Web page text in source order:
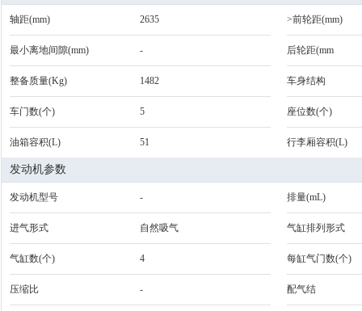
轴距(mm) 2635 >前轮距(mm)
最小离地间隙(mm) - 后轮距(mm
整备质量(Kg) 1482 车身结构
车门数(个) 5 座位数(个)
油箱容积(L) 51 行李厢容积(L)
发动机参数
发动机型号 - 排量(mL)
进气形式 自然吸气 气缸排列形式
气缸数(个) 4 每缸气门数(个)
压缩比 - 配气结